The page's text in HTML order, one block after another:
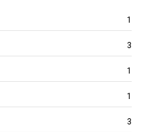
1
3
1
1
3